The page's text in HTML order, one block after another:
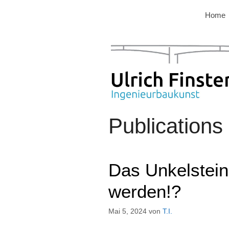
Home
Publications
Das
werden!?
Mai 5, 2024 von T.I.